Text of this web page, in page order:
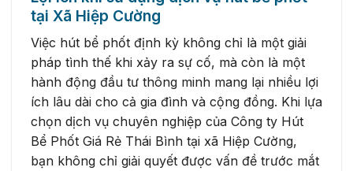
tại Xã Hiệp Cường
Việc hút bể phốt định kỳ không chỉ là một giải
pháp tình thế khi xảy ra sự cố, mà còn là một
hành động đầu tư thông minh mang lại nhiều lợi
ích lâu dài cho cả gia đình và cộng đồng. Khi lựa
chọn dịch vụ chuyên nghiệp của Công ty Hút
Bể Phốt Giá Rẻ Thái Bình tại xã Hiệp Cường,
bạn không chỉ giải quyết được vấn đề trước mắt